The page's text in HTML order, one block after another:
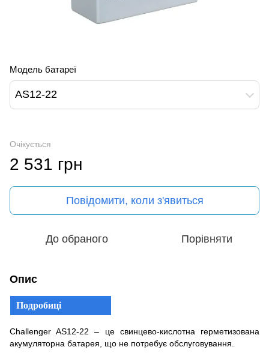
Модель батареї
AS12-22
Очікується
2 531 грн
Повідомити, коли з'явиться
До обраного Порівняти
Опис
Подробиці
Challenger AS12-22 – це свинцево-кислотна герметизована
акумуляторна батарея, що не потребує обслуговування.